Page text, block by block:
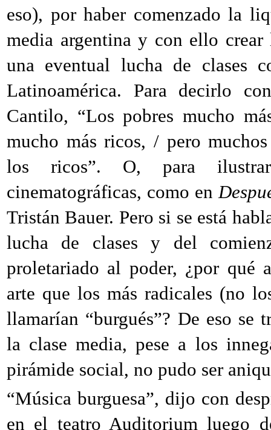
eso), por haber comenzado la
media argentina y con ello crear
una eventual lucha de clases
Latinoamérica. Para decirlo
Cantilo, “Los pobres mucho
mucho más ricos, / pero
los ricos”. O, para
cinematográficas, como en
Tristán Bauer. Pero si se está
lucha de clases y del
proletariado al poder, ¿por qué
arte que los más radicales (no
llamarían “burgués”? De eso se
la clase media, pese a los
pirámide social, no pudo ser
“Música burguesa”, dijo con
en el teatro Auditorium luego